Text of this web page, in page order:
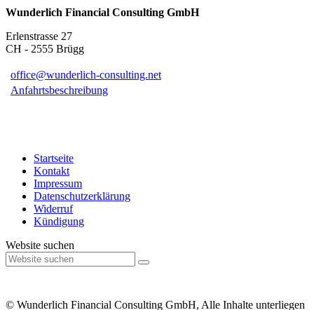
Wunderlich Financial Consulting GmbH
Erlenstrasse 27
CH - 2555 Brügg
office@wunderlich-consulting.net
Anfahrtsbeschreibung
Startseite
Kontakt
Impressum
Datenschutzerklärung
Widerruf
Kündigung
Website suchen
© Wunderlich Financial Consulting GmbH, Alle Inhalte unterliegen